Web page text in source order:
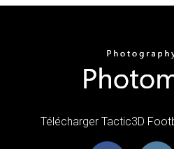
Télécharger Tactic3D